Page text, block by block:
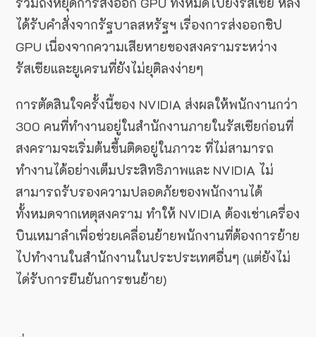
ได้รับคำสั่งจากรัฐบาลสหรัฐฯ เรื่องการส่งออกชิป
GPU เนื่องจากความเสียหายของสงครามระหว่าง
รัสเซียและยูเครนที่ยังไม่ยุติลงง่ายๆ
การตัดสินใจครั้งนี้ของ NVIDIA ส่งผลให้พนักงานกว่า
300 คนที่ทำงานอยู่ในสำนักงานภายในรัสเซียก่อนที่
สงครามจะเริ่มต้นขึ้นติดอยู่ในภาวะ ที่ไม่สามารถ
ทำงานได้อย่างเต็มประสิทธิภาพและ NVIDIA ไม่
สามารถรับรองความปลอดภัยของพนักงานได้
ทั้งหมดจากเหตุสงคราม ทำให้ NVIDIA ต้องเช่าเครื่อง
บินเหมาลำเพื่อช่วยเคลื่อนย้ายพนักงานที่ต้องการย้าย
ไปทำงานในสำนักงานในประประเทศอื่นๆ (แต่ยังไม่
ได่รับการยืนยันการขนย้าย)